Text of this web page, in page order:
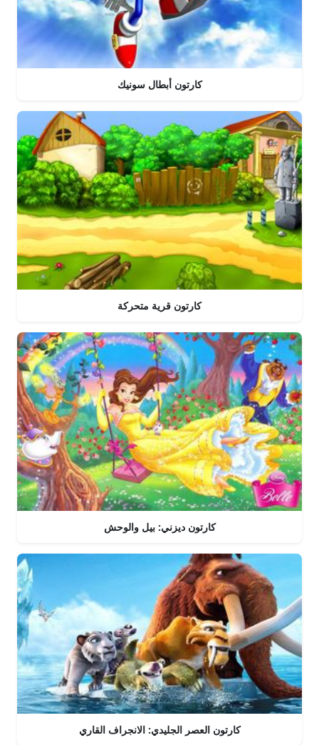
كارتون أبطال سونيك
كارتون قرية متحركة
كارتون ديزني: بيل والوحش
كارتون العصر الجليدي: الانجراف القاري